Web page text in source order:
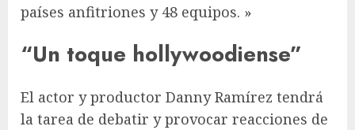
países anfitriones y 48 equipos. »
“Un toque hollywoodiense”
El actor y productor Danny Ramírez tendrá
la tarea de debatir y provocar reacciones de